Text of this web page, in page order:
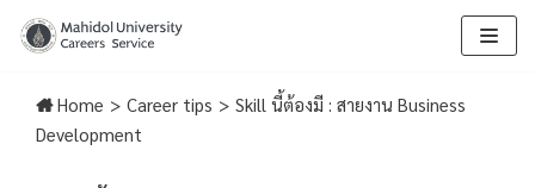
to
content
Home > Career tips > Skill นี้ต้องมี : สายงาน Business
Development